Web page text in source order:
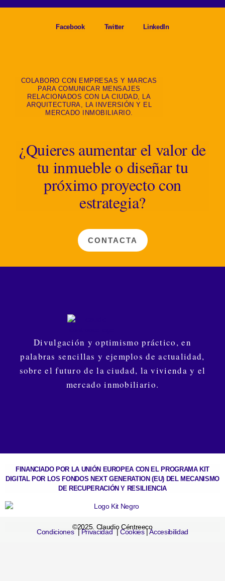
Facebook Twitter LinkedIn
COLABORO CON EMPRESAS Y MARCAS
PARA COMUNICAR MENSAJES
RELACIONADOS CON LA CIUDAD, LA
ARQUITECTURA, LA INVERSIÓN Y EL
MERCADO INMOBILIARIO.
¿Quieres aumentar el valor de
tu inmueble o diseñar tu
próximo proyecto con
estrategia?
CONTACTA
Divulgación y optimismo práctico, en
palabras sencillas y ejemplos de actualidad,
sobre el futuro de la ciudad, la vivienda y el
mercado inmobiliario.
FINANCIADO POR LA UNIÓN EUROPEA CON EL PROGRAMA KIT
DIGITAL POR LOS FONDOS NEXT GENERATION (EU) DEL MECANISMO
DE RECUPERACIÓN Y RESILIENCIA
©2025. Claudio Céntreeco
Condiciones|Privacidad|Cookies|Accesibilidad